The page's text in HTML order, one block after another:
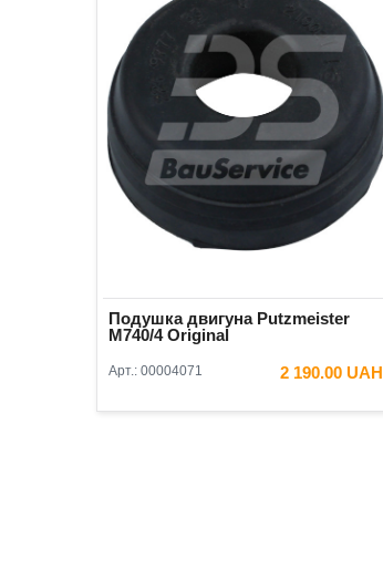
Подушка двигуна Putzmeister
М740/4 Original
Арт.: 00004071 2 190.00 UAH
В КОШИК